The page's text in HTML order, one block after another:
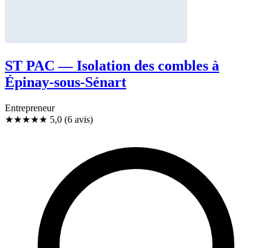
ST PAC — Isolation des combles à
Épinay-sous-Sénart
Entrepreneur
★★★★★ 5,0 (6 avis)